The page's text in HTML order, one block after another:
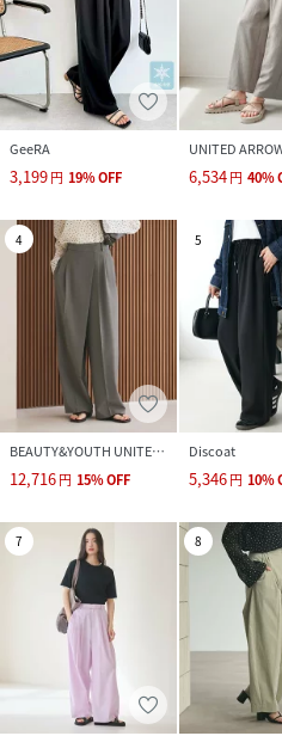
GeeRA
3,199円 19%OFF 6,534円 40%
4
BEAUTY&YOUTH UNITED ARROWS
12,716円 15%OFF
5
Discoat
5,346円 10%
7 8